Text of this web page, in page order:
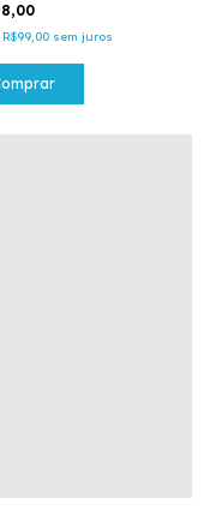
R$99,00 sem juros